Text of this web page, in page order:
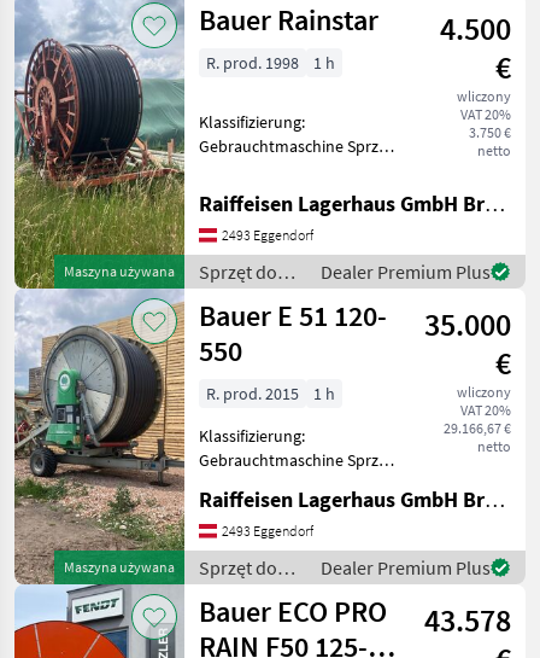
Kategoria 4 Kraj Filtry
AKTUALNA
ŚCIEŻKA
technika
rolnicza
Sprzet Do
Nawozenia I
Nawadniania
Systemy
Nawadniania
Bauer
WYBIERZ
KATEGORIĘ
Bauer
Beinlich
Fasterholt
Caprari
Zresetuj
Pokaż 23
wyników
Maszyna używana
Bauer Rainstar
4.500
€
wliczony
VAT 20%
3.750 €
netto
R. prod. 1998 1 h
Klassifizierung:
Gebrauchtmaschine Sprzęt
nawadniania Systemy
nawadniania
Raiffeisen Lagerhaus GmbH Bruck/Leitha
2493 Eggendorf
Sprzęt do
nawożenia i
nawadniania
/ Bauer
Dealer Premium Plus
Maszyna używana
Bauer E 51 120-
550
35.000
€
wliczony
VAT 20%
29.166,67 €
netto
R. prod. 2015
1 h
Klassifizierung:
Gebrauchtmaschine Sprzęt
nawadniania Systemy
nawadniania
Raiffeisen Lagerhaus GmbH Bruck/Leitha
2493 Eggendorf
Sprzęt do
nawożenia i
nawadniania
/ Bauer
Dealer Premium Plus
Bauer ECO PRO
RAIN F50 125-
43.578